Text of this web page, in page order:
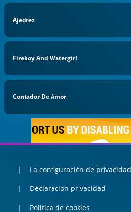
Ajedrez
Fireboy And Watergirl
Contador De Amor
La configuración de privacidad
Declaracion privacidad
Politica de cookies